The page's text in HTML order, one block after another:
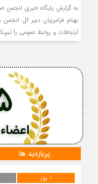
به گزارش پایگاه خبری انجمن
بهنام فرامرزیان دبیر کل
ارتباطات و روابط عمومی را
اعضاء Members
پربازدید ها
1 روز